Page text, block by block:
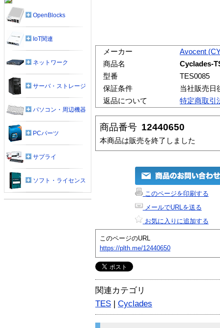
メーカー
Avocent
商品名
Cyclades-
型番
TES0085
保証条件
当社販売日
返品について
特定商取引
商品番号 12440650
本商品は販売を終了しました
このページを印刷する
メールでURLを送る
お気に入りに追加する
このページのURL
https://plth.me/12440650
関連カテゴリ
TES | Cyclades
OpenBlocks
IoT関連
ネットワーク
サーバ・ストレージ
パソコン・周辺機器
PCパーツ
サプライ
ソフト・ライセンス